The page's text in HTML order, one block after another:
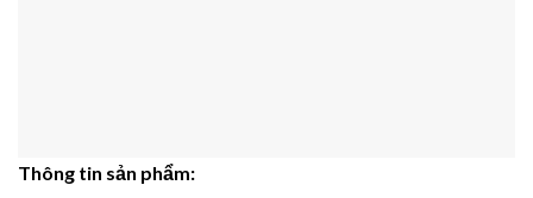
Thông tin sản phẩm: